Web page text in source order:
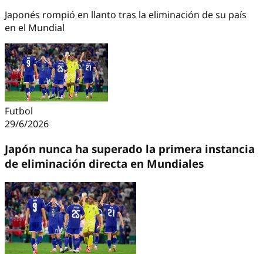
Japonés rompió en llanto tras la eliminación de su país
en el Mundial
Futbol
29/6/2026
Japón nunca ha superado la primera instancia
de eliminación directa en Mundiales